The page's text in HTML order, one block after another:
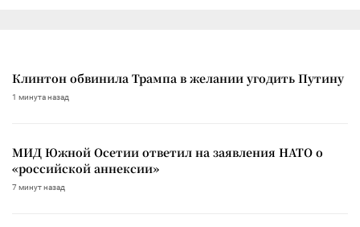
Клинтон обвинила Трампа в желании угодить Путину
1 минута назад
МИД Южной Осетии ответил на заявления НАТО о
«российской аннексии»
7 минут назад